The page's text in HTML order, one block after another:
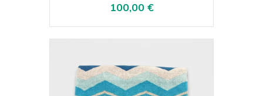
100,00 €